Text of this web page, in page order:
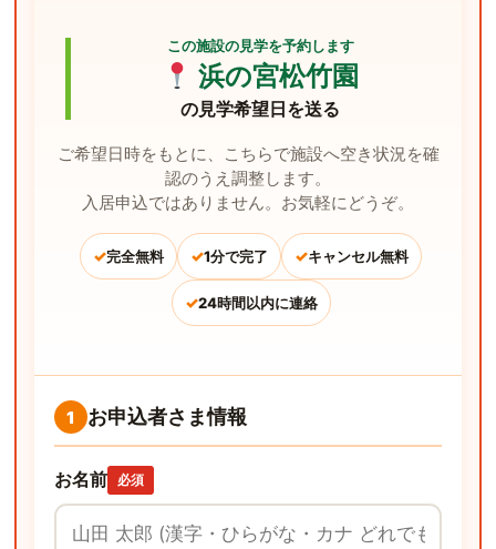
この施設の見学を予約します
浜の宮松竹園
の見学希望日を送る
ご希望日時をもとに、こちらで施設へ空き状況を確
認のうえ調整します。
入居申込ではありません。お気軽にどうぞ。
✓完全無料 ✓1分で完了 ✓キャンセル無料
✓24時間以内に連絡
1 お申込者さま情報
お名前 必須